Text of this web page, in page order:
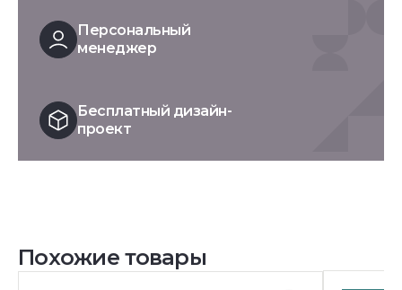
Персональный
менеджер
Бесплатный дизайн-
проект
Похожие товары